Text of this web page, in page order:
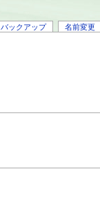
バックアップ 名前変更